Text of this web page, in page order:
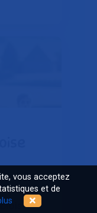
vous acceptez
et de